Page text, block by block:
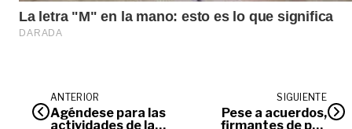
ANTERIOR
Agéndese para las
actividades de la
SIGUIENTE
Pese a acuerdos,
firmantes de paz